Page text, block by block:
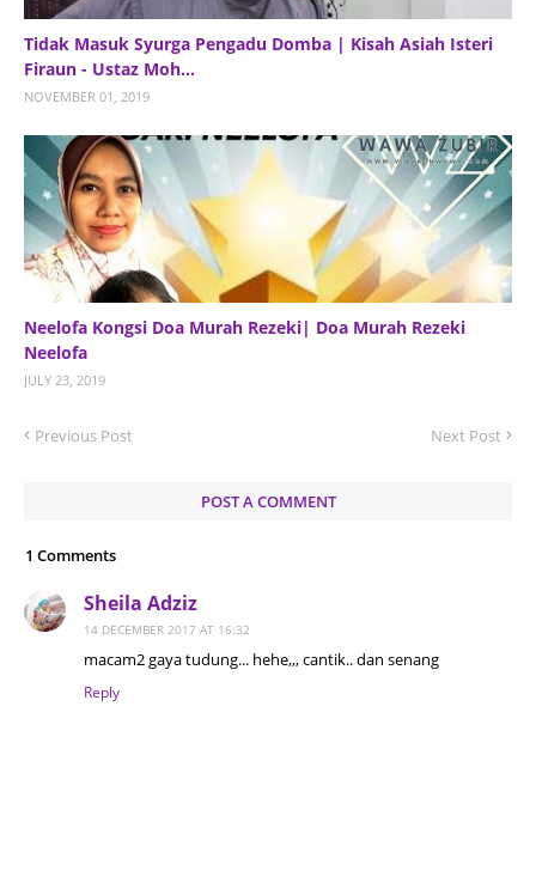
Tidak Masuk Syurga Pengadu Domba | Kisah Asiah Isteri
Firaun - Ustaz Moh...
NOVEMBER 01, 2019
Neelofa Kongsi Doa Murah Rezeki| Doa Murah Rezeki
Neelofa
JULY 23, 2019
Previous Post Next Post
POST A COMMENT
1 Comments
Sheila Adziz
14 DECEMBER 2017 AT 16:32
macam2 gaya tudung... hehe,,, cantik.. dan senang
Reply